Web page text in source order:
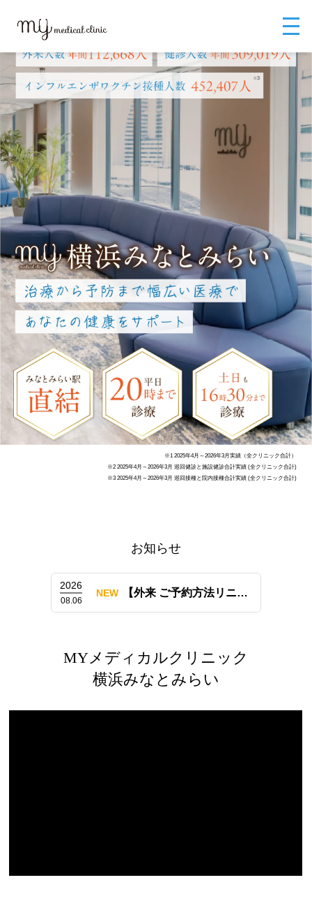
※1 2025年4月～2026年3月実績（全クリニック合計）
※2 2025年4月～2026年3月 巡回健診と施設健診合計実績 (全クリニック合計)
※3 2025年4月～2026年3月 巡回接種と院内接種合計実績 (全クリニック合計)
お知らせ
2026
08.06
NEW 【外来 ご予約方法リニューアルのお知らせ（LINE予約も開始）】
MYメディカルクリニック
横浜みなとみらい